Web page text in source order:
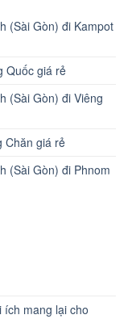
(Sài Gòn) đi Kampot
Quốc giá rẻ
(Sài Gòn) đi Viêng
Chăn giá rẻ
(Sài Gòn) đi Phnom
mang lại cho